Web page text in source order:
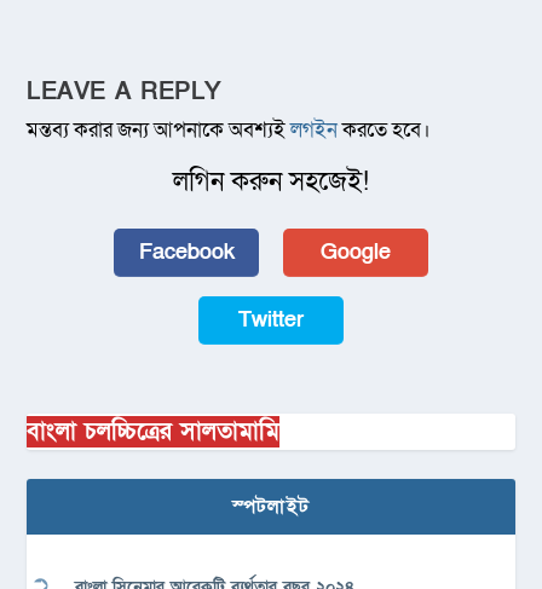
LEAVE A REPLY
মন্তব্য করার জন্য আপনাকে অবশ্যইলগইনকরতে হবে।
লগিন করুন সহজেই!
Facebook Google
Twitter
বাংলা চলচ্চিত্রের সালতামামি
স্পটলাইট